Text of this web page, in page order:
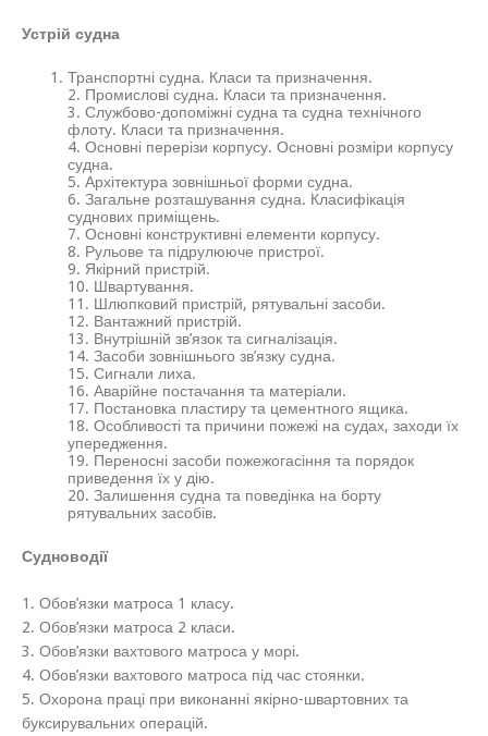
Устрій судна
Транспортні судна. Класи та призначення.
2. Промислові судна. Класи та призначення.
3. Службово-допоміжні судна та судна технічного
флоту. Класи та призначення.
4. Основні перерізи корпусу. Основні розміри корпусу
судна.
5. Архітектура зовнішньої форми судна.
6. Загальне розташування судна. Класифікація
суднових приміщень.
7. Основні конструктивні елементи корпусу.
8. Рульове та підрулююче пристрої.
9. Якірний пристрій.
10. Швартування.
11. Шлюпковий пристрій, рятувальні засоби.
12. Вантажний пристрій.
13. Внутрішній зв’язок та сигналізація.
14. Засоби зовнішнього зв’язку судна.
15. Сигнали лиха.
16. Аварійне постачання та матеріали.
17. Постановка пластиру та цементного ящика.
18. Особливості та причини пожежі на судах, заходи їх
упередження.
19. Переносні засоби пожежогасіння та порядок
приведення їх у дію.
20. Залишення судна та поведінка на борту
рятувальних засобів.
Судноводії
1. Обов’язки матроса 1 класу.
2. Обов’язки матроса 2 класи.
3. Обов’язки вахтового матроса у морі.
4. Обов’язки вахтового матроса під час стоянки.
5. Охорона праці при виконанні якірно-швартовних та
буксирувальних операцій.